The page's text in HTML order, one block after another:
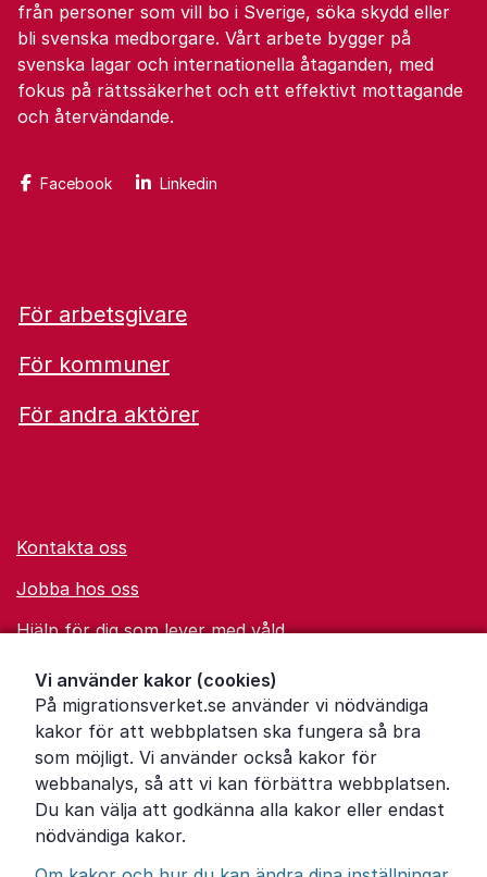
Vi använder kakor (cookies)
På migrationsverket.se använder vi nödvändiga
kakor för att webbplatsen ska fungera så bra
som möjligt. Vi använder också kakor för
webbanalys, så att vi kan förbättra webbplatsen.
Du kan välja att godkänna alla kakor eller endast
nödvändiga kakor.
från personer som vill bo i Sverige, söka skydd eller
bli svenska medborgare. Vårt arbete bygger på
svenska lagar och internationella åtaganden, med
fokus på rättssäkerhet och ett effektivt mottagande
och återvändande.
Facebook Linkedin
För arbetsgivare
För kommuner
För andra aktörer
Kontakta oss
Jobba hos oss
Hjälp för dig som lever med våld
Ordförklaringar
Om Migrationsverket
Pressrum
Tillgänglighetsredogörelse
Other languages